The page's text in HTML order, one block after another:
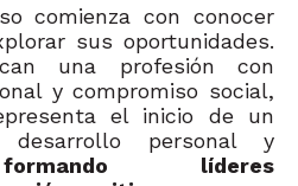
comienza con conocer
sus oportunidades.
una profesión con
y compromiso social,
el inicio de un
personal y
formando líderes